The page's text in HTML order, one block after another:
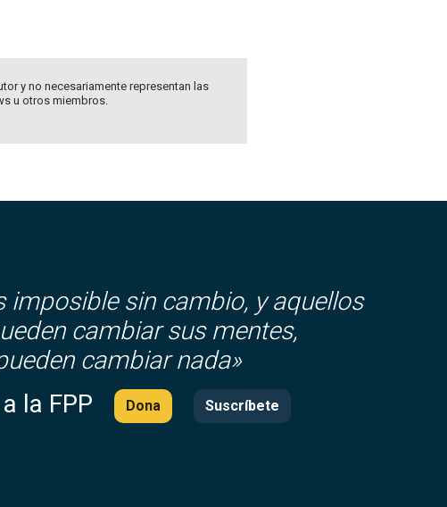
y no necesariamente representan las
u otros miembros.
imposible sin cambio, y aquellos
cambiar sus mentes,
cambiar nada»
la FPP
Dona Suscríbete